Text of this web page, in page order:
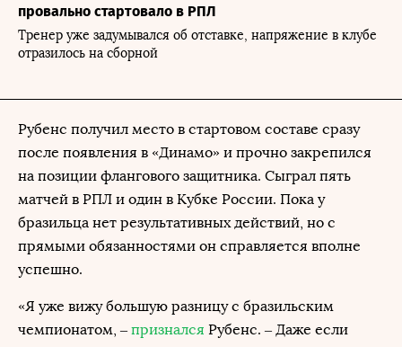
провально стартовало в РПЛ
Тренер уже задумывался об отставке, напряжение в клубе
отразилось на сборной
Рубенс получил место в стартовом составе сразу
после появления в «Динамо» и прочно закрепился
на позиции флангового защитника. Сыграл пять
матчей в РПЛ и один в Кубке России. Пока у
бразильца нет результативных действий, но с
прямыми обязанностями он справляется вполне
успешно.
«Я уже вижу большую разницу с бразильским
чемпионатом, – признался Рубенс. – Даже если